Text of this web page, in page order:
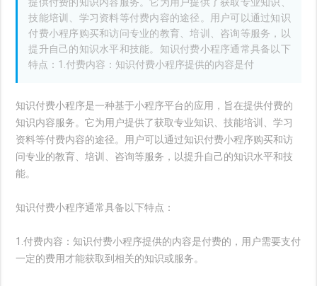
技能培训、学习资料等付费内容的途径。用户可以通过知识
付费小程序购买和访问专业的教育、培训、咨询等服务，以
提升自己的知识水平和技能。知识付费小程序通常具备以下
特点：1.付费内容：知识付费小程序提供的内容是付
知识付费小程序是一种基于小程序平台的应用，旨在提供付费的
知识内容服务。它为用户提供了获取专业知识、技能培训、学习
资料等付费内容的途径。用户可以通过知识付费小程序购买和访
问专业的教育、培训、咨询等服务，以提升自己的知识水平和技
能。
知识付费小程序通常具备以下特点：
1.付费内容：知识付费小程序提供的内容是付费的，用户需要支付
一定的费用才能获取到相关的知识或服务。